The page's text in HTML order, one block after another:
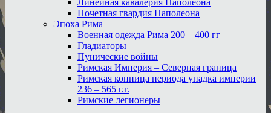
Почетная гвардия Наполеона
Эпоха Рима
Военная одежда Рима 200 – 400 гг
Гладиаторы
Пунические войны
Римская Империя – Северная граница
Римская конница периода упадка империи
236 – 565 г.г.
Римские легионеры